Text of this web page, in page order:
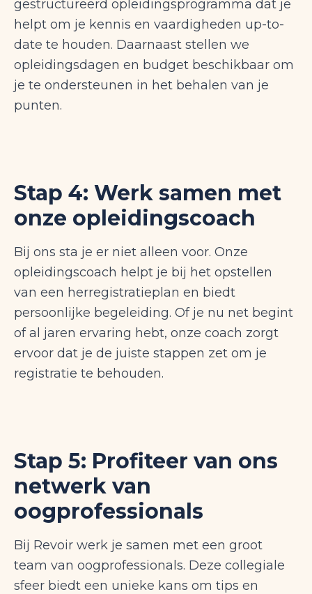
gestructureerd opleidingsprogramma dat je
helpt om je kennis en vaardigheden up-to-
date te houden. Daarnaast stellen we
opleidingsdagen en budget beschikbaar om
je te ondersteunen in het behalen van je
punten.
Stap 4: Werk samen met
onze opleidingscoach
Bij ons sta je er niet alleen voor. Onze
opleidingscoach helpt je bij het opstellen
van een herregistratieplan en biedt
persoonlijke begeleiding. Of je nu net begint
of al jaren ervaring hebt, onze coach zorgt
ervoor dat je de juiste stappen zet om je
registratie te behouden.
Stap 5: Profiteer van ons
netwerk van
oogprofessionals
Bij Revoir werk je samen met een groot
team van oogprofessionals. Deze collegiale
sfeer biedt een unieke kans om tips en